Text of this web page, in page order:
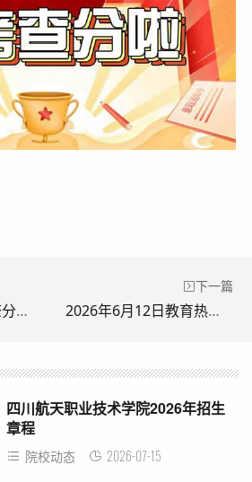
2026年黑龙江高考查分时间公布
下一篇
2026年6月12日教育热点资讯一览
四川航天职业技术学院2026年招生
章程
院校动态 2026-07-15